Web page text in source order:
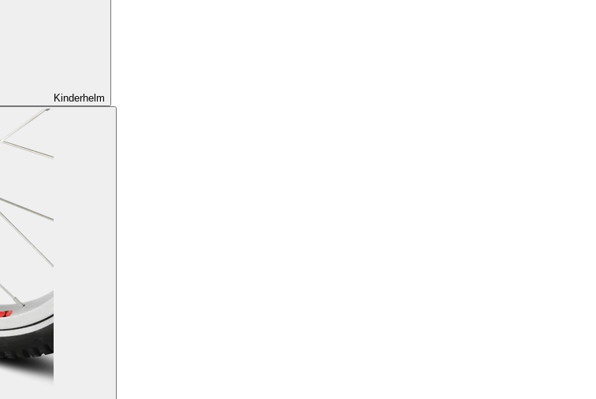
Kinderhelm